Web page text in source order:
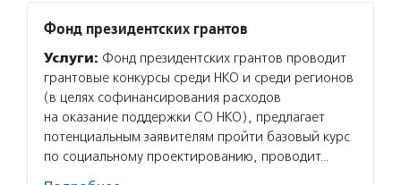
Фонд президентских грантов
Услуги: Фонд президентских грантов проводит
грантовые конкурсы среди НКО и среди регионов
(в целях софинансирования расходов
на оказание поддержки СО НКО), предлагает
потенциальным заявителям пройти базовый курс
по социальному проектированию, проводит…